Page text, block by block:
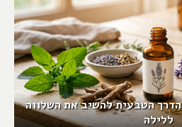
הטבעית להשיב את השלווה
ללילה